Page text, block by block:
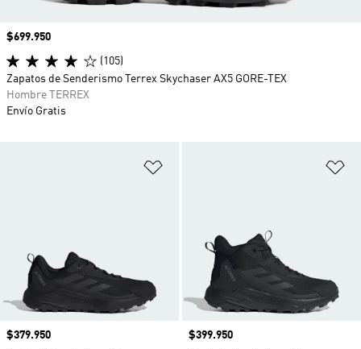
Precio
$379.950
Precio
$399.950
Precio
$699.950
(105)
Zapatos de Senderismo Terrex Skychaser AX5 GORE-TEX
Hombre TERREX
Envío Gratis